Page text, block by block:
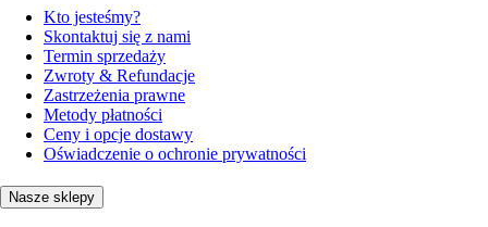
Kto jesteśmy?
Skontaktuj się z nami
Termin sprzedaży
Zwroty & Refundacje
Zastrzeżenia prawne
Metody płatności
Ceny i opcje dostawy
Oświadczenie o ochronie prywatności
Nasze sklepy